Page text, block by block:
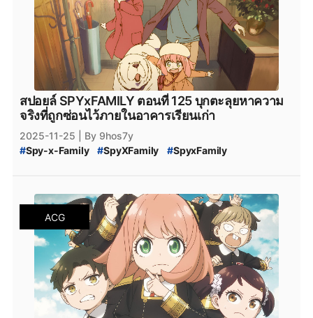
manga #MangaPlus #MANGA_Plus # สปาย_×_แฟมิลี
สปายแฟมิลี่ #สนธยา สายลับ # การ์ตูนสายลับ #มังงะ
มังกะ #หนังสือการ์ตูน #Bilbili #bilibili
SPY_x_Family_127
สปายแฟมิลี่_127
สปาย_x_แฟมิลี่_127 # SPY_x_Family_ตอนล่าสุด
สปายแฟมิลี่_ตอนล่าสุด #สปาย_x_แฟมิลี่_ตอนล่าสุด
SPYxFAMILY_งด #SPYxFAMILY_หยุดพัก
#SPYxFAMILY_ผู้เขียน # สปอยล์_SPYxFAMILY
#สปอยล์_SPY_FAMILY
สปอยล์ SPYxFAMILY ตอนที่ 125 บุกตะลุยหาความ
จริงที่ถูกซ่อนไว้ภายในอาคารเรียนเก่า
2025-11-25
| By 9hos7y
#Spy-x-Family #SpyXFamily #SpyxFamily
สปาย_x_แฟมิลี่_125 #SPY_x_Family_อ่านที่ไหน
SPY_x_FAMILY_Manga
SPY_x_FAMILY_มังงะ #SPY_x_FAMILY_MANGA_Plus
manga #MangaPlus #MANGA_Plus #สปาย_×_แฟมิลี
สปายแฟมิลี่ สนธยา #สายลับ #การ์ตูนสายลับ #มังงะ
มังกะ #หนังสือการ์ตูน #Bilbili #bilibili
SPY_x_Family_126 #สปายแฟมิลี่_126
สปาย_x_แฟมิลี่_126 # SPY_x_Family_ตอนล่าสุด
สปายแฟมิลี่_ตอนล่าสุด
สปาย_x_แฟมิลี่_ตอนล่าสุด
ACG